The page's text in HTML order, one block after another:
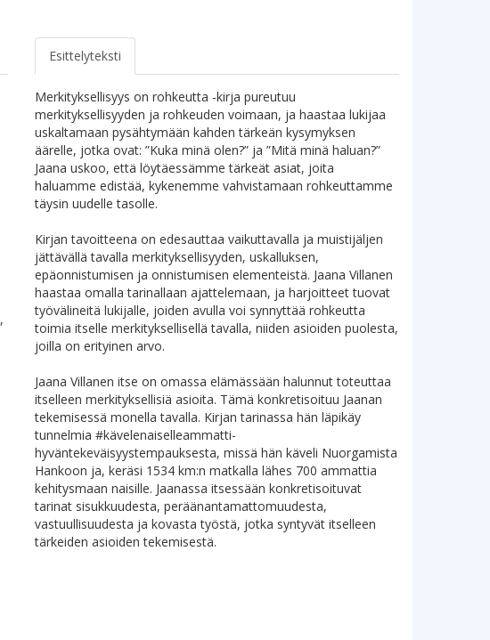
,
Esittelyteksti
Merkityksellisyys on rohkeutta -kirja pureutuu
merkityksellisyyden ja rohkeuden voimaan, ja haastaa lukijaa
uskaltamaan pysähtymään kahden tärkeän kysymyksen
äärelle, jotka ovat: ”Kuka minä olen?” ja ”Mitä minä haluan?”
Jaana uskoo, että löytäessämme tärkeät asiat, joita
haluamme edistää, kykenemme vahvistamaan rohkeuttamme
täysin uudelle tasolle.
Kirjan tavoitteena on edesauttaa vaikuttavalla ja muistijäljen
jättävällä tavalla merkityksellisyyden, uskalluksen,
epäonnistumisen ja onnistumisen elementeistä. Jaana Villanen
haastaa omalla tarinallaan ajattelemaan, ja harjoitteet tuovat
työvälineitä lukijalle, joiden avulla voi synnyttää rohkeutta
toimia itselle merkityksellisellä tavalla, niiden asioiden puolesta,
joilla on erityinen arvo.
Jaana Villanen itse on omassa elämässään halunnut toteuttaa
itselleen merkityksellisiä asioita. Tämä konkretisoituu Jaanan
tekemisessä monella tavalla. Kirjan tarinassa hän läpikäy
tunnelmia #kävelenaiselleammatti-
hyväntekeväisyystempauksesta, missä hän käveli Nuorgamista
Hankoon ja, keräsi 1534 km:n matkalla lähes 700 ammattia
kehitysmaan naisille. Jaanassa itsessään konkretisoituvat
tarinat sisukkuudesta, peräänantamattomuudesta,
vastuullisuudesta ja kovasta työstä, jotka syntyvät itselleen
tärkeiden asioiden tekemisestä.